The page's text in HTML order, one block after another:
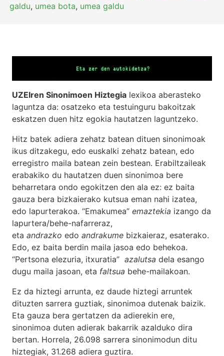
galdu, umea bota, umea galdu
UZEIren Sinonimoen Hiztegia lexikoa aberasteko
laguntza da: osatzeko eta testuinguru bakoitzak
eskatzen duen hitz egokia hautatzen laguntzeko.
Hitz batek adiera zehatz batean dituen sinonimoak
ikus ditzakegu, edo euskalki zehatz batean, edo
erregistro maila batean zein bestean. Erabiltzaileak
erabakiko du hautatzen duen sinonimoa bere
beharretara ondo egokitzen den ala ez: ez baita
gauza bera bizkaierako kutsua eman nahi izatea,
edo lapurterakoa. “Emakumea” emaztekia izango da
lapurtera/behe-nafarreraz,
eta andrazko edo andrakume bizkaieraz, esaterako.
Edo, ez baita berdin maila jasoa edo behekoa.
“Pertsona elezuria, itxuratia” azalutsa dela esango
dugu maila jasoan, eta faltsua behe-mailakoan.
Ez da hiztegi arrunta, ez daude hiztegi arruntek
dituzten sarrera guztiak, sinonimoa dutenak baizik.
Eta gauza bera gertatzen da adierekin ere,
sinonimoa duten adierak bakarrik azalduko dira
bertan. Horrela, 26.098 sarrera sinonimodun ditu
hiztegiak, 31.268 adiera guztira.